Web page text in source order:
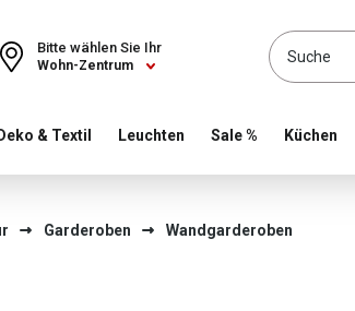
to see content for your location and shop online
Wohn-Zentrum
Bitte wählen Sie Ihr
Deko & Textil Leuchten Sale % Küchen
Garderoben Wandgarderoben